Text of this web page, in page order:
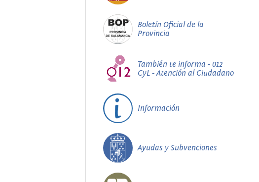
Boletín Oficial de la
Provincia
También te informa - 012
CyL - Atención al Ciudadano
Información
Ayudas y Subvenciones